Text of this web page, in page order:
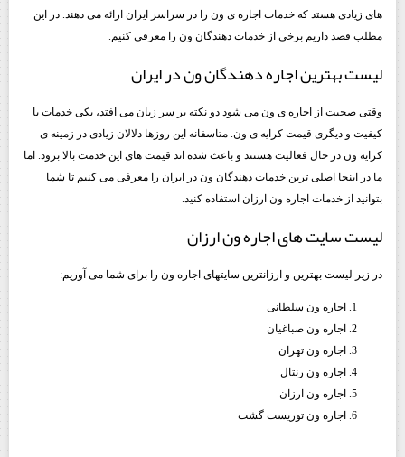
های زیادی هستد که خدمات اجاره ی ون را در سراسر ایران ارائه می دهند. در این
مطلب قصد داریم برخی از خدمات دهندگان ون را معرفی کنیم.
لیست بهترین اجاره دهندگان ون در ایران
وقتی صحبت از اجاره ی ون می شود دو نکته بر سر زبان می افتد، یکی خدمات با
کیفیت و دیگری قیمت کرایه ی ون. متاسفانه این روزها دلالان زیادی در زمینه ی
کرایه ون در حال فعالیت هستند و باعث شده اند قیمت های این خدمت بالا برود. اما
ما در اینجا اصلی ترین خدمات دهندگان ون در ایران را معرفی می کنیم تا شما
بتوانید از خدمات اجاره ون ارزان استفاده کنید.
لیست سایت های اجاره ون ارزان
در زیر لیست بهترین و ارزانترین سایتهای اجاره ون را برای شما می آوریم:
اجاره ون سلطانی
اجاره ون صباغیان
اجاره ون تهران
اجاره ون رنتال
اجاره ون ارزان
اجاره ون توریست گشت